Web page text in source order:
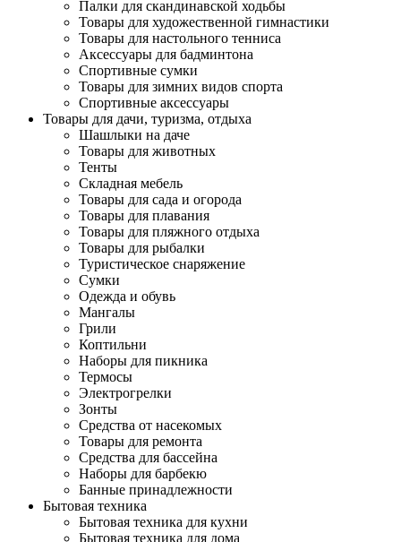
Палки для скандинавской ходьбы
Товары для художественной гимнастики
Товары для настольного тенниса
Аксессуары для бадминтона
Спортивные сумки
Товары для зимних видов спорта
Спортивные аксессуары
Товары для дачи, туризма, отдыха
Шашлыки на даче
Товары для животных
Тенты
Складная мебель
Товары для сада и огорода
Товары для плавания
Товары для пляжного отдыха
Товары для рыбалки
Туристическое снаряжение
Сумки
Одежда и обувь
Мангалы
Грили
Коптильни
Наборы для пикника
Термосы
Электрогрелки
Зонты
Средства от насекомых
Товары для ремонта
Средства для бассейна
Наборы для барбекю
Банные принадлежности
Бытовая техника
Бытовая техника для кухни
Бытовая техника для дома